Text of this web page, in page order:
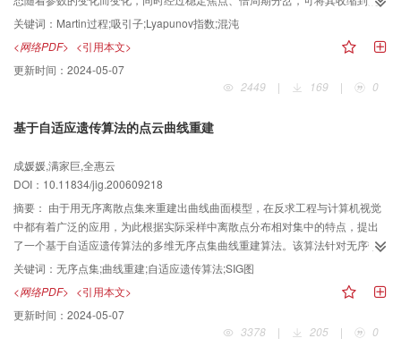
沌吸引子上，且这个状态变化过程会重复出现；然后进一步通过计算机从理论
上计算了该系统的最大Lyapunov指数，并通过绘制了分岔图定量地说明了该系
统具有混沌行为。
关键词： Martin过程;吸引子;Lyapunov指数;混沌
<网络PDF> <引用本文>
更新时间： 2024-05-07
2449
| 169 | 0
基于自适应遗传算法的点云曲线重建
成媛媛,满家巨,全惠云
DOI：10.11834/jig.200609218
摘要： 由于用无序离散点集来重建出曲线曲面模型，在反求工程与计算机视觉
中都有着广泛的应用，为此根据实际采样中离散点分布相对集中的特点，提出
了一个基于自适应遗传算法的多维无序点集曲线重建算法。该算法针对无序带
噪声的空间曲线重建问题，先把点云分布空间网格化，然后在每个网格中用自
适应遗传算法搜索出最能代表该网格中点集的特征点，由于每个网格区域中点
集分布的不均匀性，因此可根据搜索出来的特征点，利用改进的自适应的
SIG（sphere-of-influence graph）图来对每个特征点进行进一步调整，以便能
使得到待重建曲线的型值点，最后利用测地距离函数来确定型值点的拓扑结
关键词： 无序点集;曲线重建;自适应遗传算法;SIG图
<网络PDF> <引用本文>
更新时间： 2024-05-07
3378
| 205 | 0